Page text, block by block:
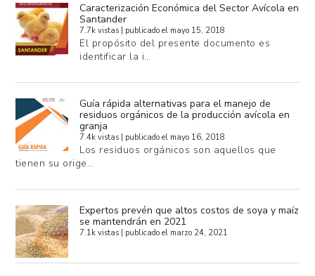
Caracterización Económica del Sector Avícola en
Santander
7.7k vistas | publicado el mayo 15, 2018
El propósito del presente documento es
identificar la i…
Guía rápida alternativas para el manejo de
residuos orgánicos de la producción avícola en
granja
7.4k vistas | publicado el mayo 16, 2018
Los residuos orgánicos son aquellos que
tienen su orige…
Expertos prevén que altos costos de soya y maíz
se mantendrán en 2021
7.1k vistas | publicado el marzo 24, 2021